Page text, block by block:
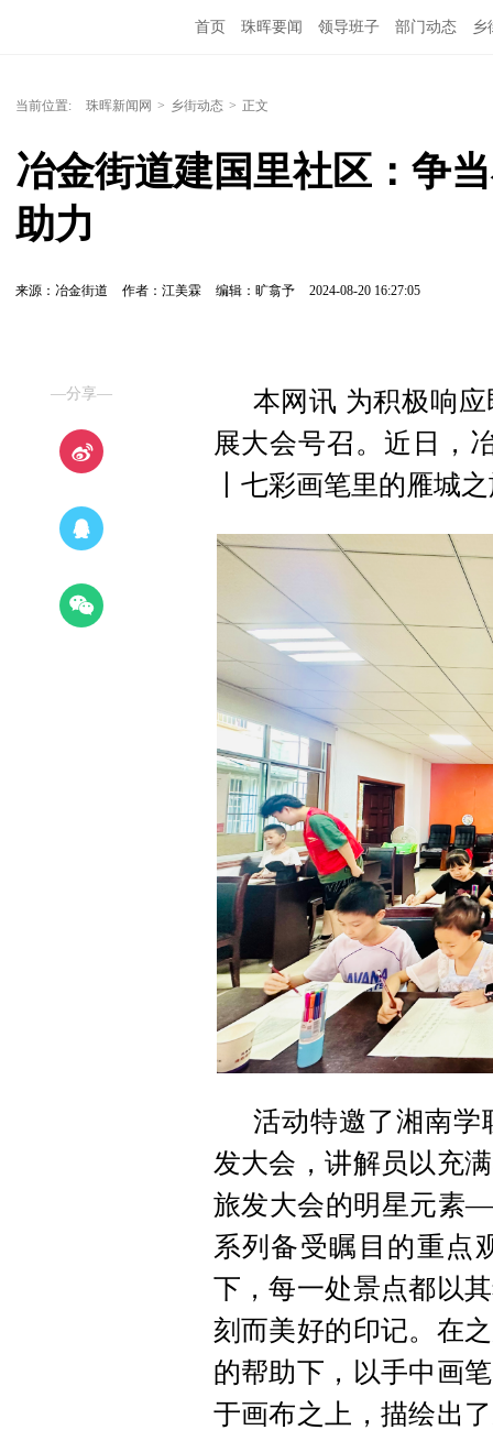
首页 珠晖要闻 领导班子 部门动态 乡
当前位置: 珠晖新闻网 > 乡街动态 > 正文
冶金街道建国里社区：争
助力
来源：冶金街道 作者：江美霖 编辑：旷翕予 2024-08-20 16:27:05
—分享—
本网讯 为积极响
展大会号召。近日，
丨七彩画笔里的雁城
活动特邀了湘南学
发大会，讲解员以充
旅发大会的明星元素
系列备受瞩目的重点
下，每一处景点都以
刻而美好的印记。在
的帮助下，以手中画
于画布之上，描绘出